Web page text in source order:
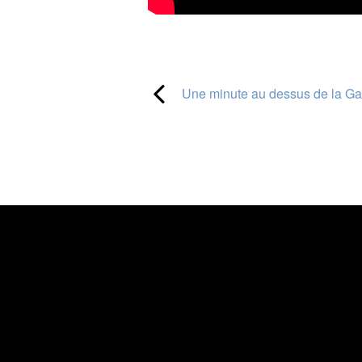
Une minute au dessus de la